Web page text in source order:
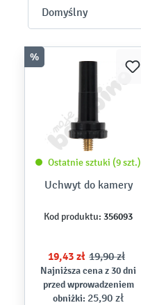
%
Ostatnie sztuki (9 szt.)
Uchwyt do kamery
Kod produktu: 356093
19,43 zł 19,90 zł
Najniższa cena z 30 dni
przed wprowadzeniem
obniżki: 25,90 zł